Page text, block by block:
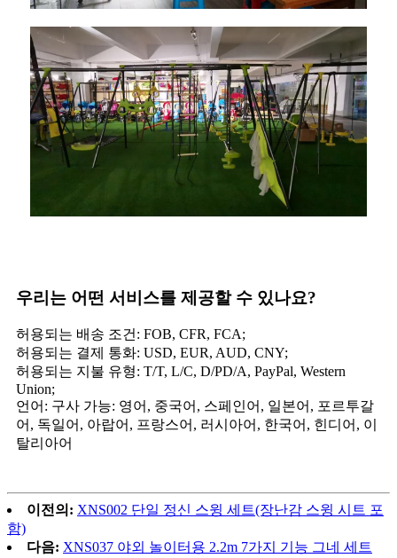
우리는 어떤 서비스를 제공할 수 있나요?
허용되는 배송 조건: FOB, CFR, FCA;
허용되는 결제 통화: USD, EUR, AUD, CNY;
허용되는 지불 유형: T/T, L/C, D/PD/A, PayPal, Western
Union;
언어: 구사 가능: 영어, 중국어, 스페인어, 일본어, 포르투갈
어, 독일어, 아랍어, 프랑스어, 러시아어, 한국어, 힌디어, 이
탈리아어
이전의: XNS002 단일 정신 스윙 세트(장난감 스윙 시트 포
함)
다음: XNS037 야외 놀이터용 2.2m 7가지 기능 그네 세트